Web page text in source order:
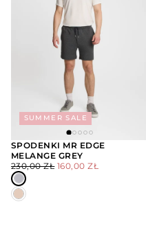
SUMMER SALE
WYBIERZ
OPCJE
SPODENKI MR EDGE
MELANGE GREY
CENA
REGULARNA
230,00 ZŁ CENA
160,00 ZŁ